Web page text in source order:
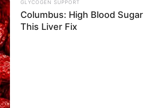
GLYCOGEN SUPPORT
Columbus: High Blood
This Liver Fix